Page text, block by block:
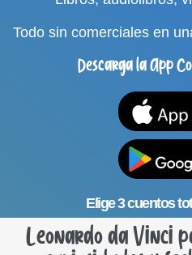
Todo sin comerciales en
Descarga la App
Elige 3 cuentos
Leonardo da Vinci